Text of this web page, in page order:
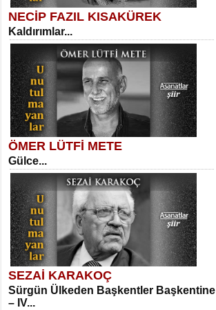
SELAHATTİN YILDIZ
İnsanın Zindanı...
MEHMET TAŞTAN
Vagon’da Bir Şairle...
SITKI CANEY
Oruçla Devrim ve Özgürlüğe…...
Necati Sarıca
Ben Kader Vurgunuyum Maria...
Sibel Orhan
İki Kırık Boşluk...
NECİP FAZIL KISAKÜREK
Kaldırımlar...
ÖMER LÜTFİ METE
Gülce...
SEZAİ KARAKOÇ
Sürgün Ülkeden Başkentler Başkentine
– IV...